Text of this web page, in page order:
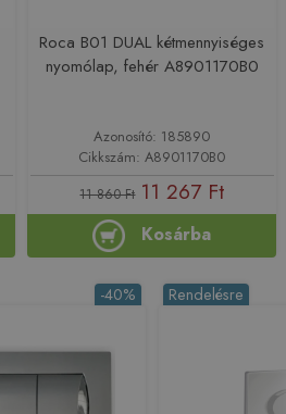
Roca B01 DUAL kétmennyiséges
nyomólap, fehér A8901170B0
Azonosító: 185890
Cikkszám: A8901170B0
11 860 Ft 11 267 Ft
Kosárba
-40% Rendelésre